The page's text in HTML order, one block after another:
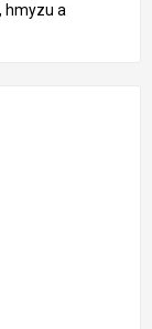
hmyzu a